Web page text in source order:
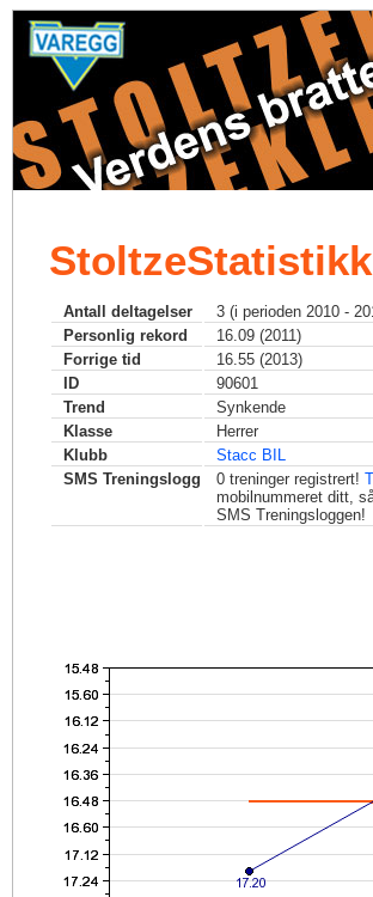
Antall deltagelser
3 (i perioden 2010 -
Personlig rekord
16.09 (2011)
Forrige tid
16.55 (2013)
ID
90601
Trend
Synkende
Klasse
Herrer
Klubb
Stacc BIL
SMS Treningslogg
0 treninger registrert!
mobilnummeret ditt,
SMS Treningsloggen!